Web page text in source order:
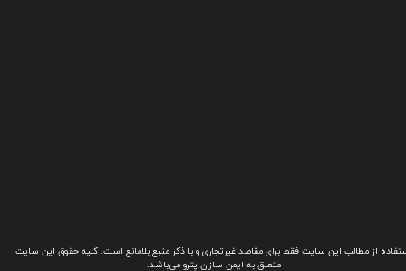
از مطالب این سایت فقط برای مقاصد غیرتجاری و با ذکر منبع بلامانع است. کلیه حقوق این سایت
متعلق به ایمن سازان پترو می‌باشد.